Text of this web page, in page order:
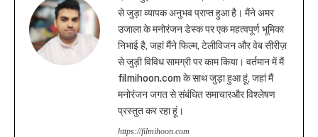
से जुड़ा व्यापक अनुभव प्राप्त हुआ है। मैंने अमर
उजाला के मनोरंजन डेस्क पर एक महत्वपूर्ण भूमिका
निभाई है, जहां मैंने फिल्म, टेलीविजन और वेब सीरीज़
से जुड़ी विविध सामग्री पर काम किया। वर्तमान में मैं
filmihoon.com के साथ जुड़ा हुआ हूं, जहां मैं
मनोरंजन जगत से संबंधित समाचारऔर विश्लेषण
प्रस्तुत कर रहा हूं।
https://filmihoon.com